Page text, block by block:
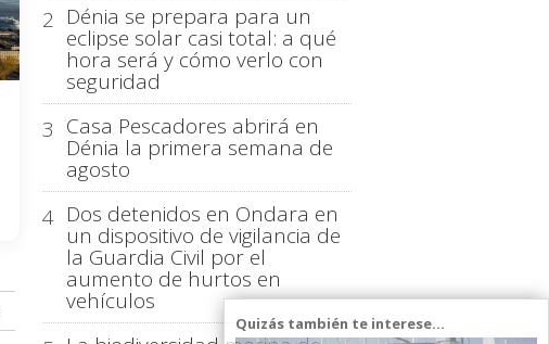
2 Dénia se prepara para un
eclipse solar casi total: a qué
hora será y cómo verlo con
seguridad
3 Casa Pescadores abrirá en
Dénia la primera semana de
agosto
4 Dos detenidos en Ondara en
un dispositivo de vigilancia de
la Guardia Civil por el
aumento de hurtos en
vehículos
Quizás también te interese...